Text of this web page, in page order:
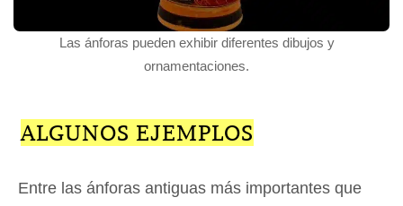
Las ánforas pueden exhibir diferentes dibujos y
ornamentaciones.
ALGUNOS EJEMPLOS
Entre las ánforas antiguas más importantes que